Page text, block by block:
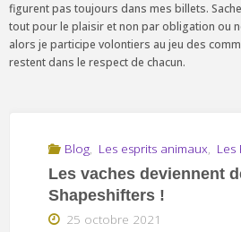
figurent pas toujours dans mes billets.
tout pour le plaisir et non par obligation ou
alors je participe volontiers au jeu des
restent dans le respect de chacun.
Blog, Les esprits animaux, Les
Les vaches deviennent
Shapeshifters !
25 octobre 2021